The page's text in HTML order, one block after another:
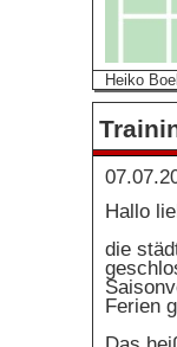
Heiko
Hallo
die
Ferien